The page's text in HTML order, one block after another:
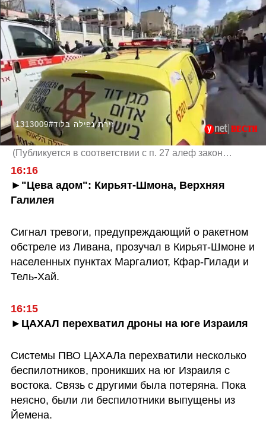
1313009#זירת נפילה בלוד
(Публикуется в соответствии с п. 27 алеф закона об авторских правах
16:16
►"Цева адом": Кирьят-Шмона, Верхняя
Галилея
Сигнал тревоги, предупреждающий о ракетном
обстреле из Ливана, прозучал в Кирьят-Шмоне и
населенных пунктах Маргалиот, Кфар-Гилади и
Тель-Хай.
16:15
►ЦАХАЛ перехватил дроны на юге Израиля
Системы ПВО ЦАХАЛа перехватили несколько
беспилотников, проникших на юг Израиля с
востока. Связь с другими была потеряна. Пока
неясно, были ли беспилотники выпущены из
Йемена.